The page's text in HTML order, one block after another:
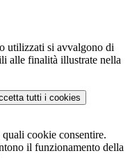
utilizzati si avvalgono di
alle finalità illustrate nella
tutti i cookies
quali cookie consentire.
il funzionamento della